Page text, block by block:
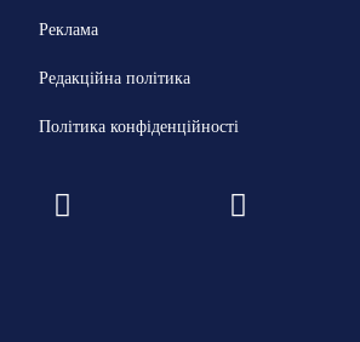
Реклама
Редакційна політика
Політика конфіденційності